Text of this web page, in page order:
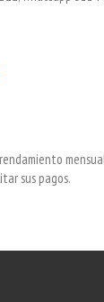
sus pagos.